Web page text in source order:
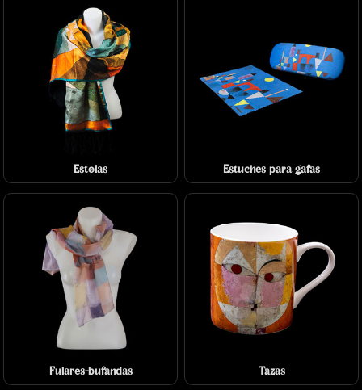
Estolas Estuches para gafas
Fulares-bufandas Tazas